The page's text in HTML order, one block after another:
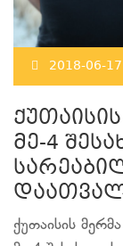
2018-06-17
მე-4
ქუთაისის